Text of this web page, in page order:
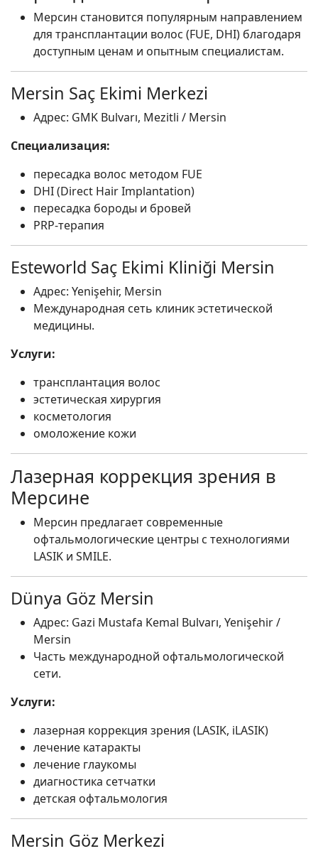
Мерсин становится популярным направлением
для трансплантации волос (FUE, DHI) благодаря
доступным ценам и опытным специалистам.
Mersin Saç Ekimi Merkezi
Адрес: GMK Bulvarı, Mezitli / Mersin
Специализация:
пересадка волос методом FUE
DHI (Direct Hair Implantation)
пересадка бороды и бровей
PRP-терапия
Esteworld Saç Ekimi Kliniği Mersin
Адрес: Yenişehir, Mersin
Международная сеть клиник эстетической
медицины.
Услуги:
трансплантация волос
эстетическая хирургия
косметология
омоложение кожи
Лазерная коррекция зрения в
Мерсине
Мерсин предлагает современные
офтальмологические центры с технологиями
LASIK и SMILE.
Dünya Göz Mersin
Адрес: Gazi Mustafa Kemal Bulvarı, Yenişehir /
Mersin
Часть международной офтальмологической
сети.
Услуги:
лазерная коррекция зрения (LASIK, iLASIK)
лечение катаракты
лечение глаукомы
диагностика сетчатки
детская офтальмология
Mersin Göz Merkezi